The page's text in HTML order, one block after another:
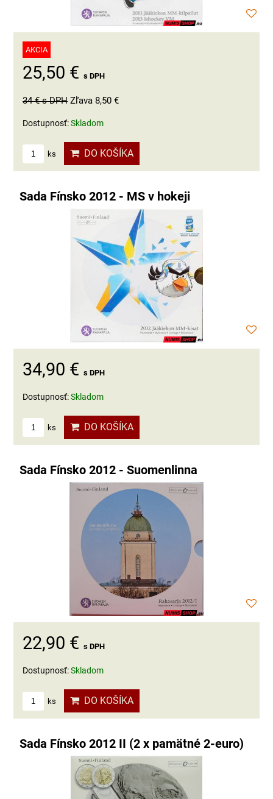
AKCIA
25,50 € s DPH
34 €s DPH Zľava 8,50 €
Dostupnosť:Skladom
ks DO KOŠÍKA
Sada Fínsko 2012 - MS v hokeji
34,90 € s DPH
Dostupnosť:Skladom
ks DO KOŠÍKA
Sada Fínsko 2012 - Suomenlinna
22,90 € s DPH
Dostupnosť:Skladom
ks DO KOŠÍKA
Sada Fínsko 2012 II (2 x pamätné 2-euro)